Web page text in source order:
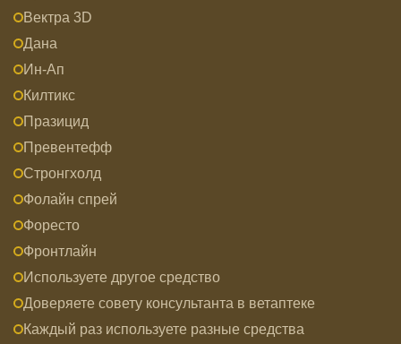
Вектра 3D
Дана
Ин-Ап
Килтикс
Празицид
Превентефф
Стронгхолд
Фолайн спрей
Форесто
Фронтлайн
Используете другое средство
Доверяете совету консультанта в ветаптеке
Каждый раз используете разные средства